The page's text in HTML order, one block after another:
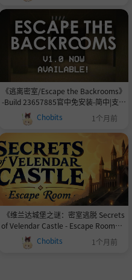
《逃离密室/Escape the Backrooms》
-Build 23657885官中免安装-简中|支持
键鼠|容量25.8GB
Chobits 1个月前
《维兰达城堡之谜：密室逃脱 Secrets
of Velendar Castle - Escape Room》v
1.0.5-官中免安装-简中2.16GB
Chobits 1个月前